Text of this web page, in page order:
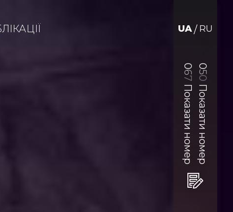
UA/ RU
0
5
0
Показати номер
0
6
7
Показати номер